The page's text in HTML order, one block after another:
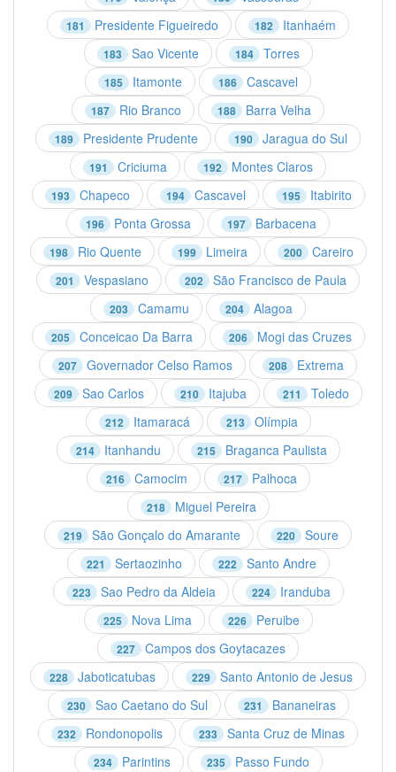
181 Presidente Figueiredo 182 Itanhaém
183 Sao Vicente 184 Torres
185 Itamonte 186 Cascavel
187 Rio Branco 188 Barra Velha
189 Presidente Prudente 190 Jaragua do Sul
191 Criciuma 192 Montes Claros
193 Chapeco 194 Cascavel 195 Itabirito
196 Ponta Grossa 197 Barbacena
198 Rio Quente 199 Limeira 200 Careiro
201 Vespasiano 202 São Francisco de Paula
203 Camamu 204 Alagoa
205 Conceicao Da Barra 206 Mogi das Cruzes
207 Governador Celso Ramos 208 Extrema
209 Sao Carlos 210 Itajuba 211 Toledo
212 Itamaracá 213 Olímpia
214 Itanhandu 215 Braganca Paulista
216 Camocim 217 Palhoca
218 Miguel Pereira
219 São Gonçalo do Amarante 220 Soure
221 Sertaozinho 222 Santo Andre
223 Sao Pedro da Aldeia 224 Iranduba
225 Nova Lima 226 Peruibe
227 Campos dos Goytacazes
228 Jaboticatubas 229 Santo Antonio de Jesus
230 Sao Caetano do Sul 231 Bananeiras
232 Rondonopolis 233 Santa Cruz de Minas
234 Parintins 235 Passo Fundo